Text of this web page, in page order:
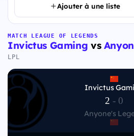
Ajouter à une liste
MATCH LEAGUE OF LEGENDS
Invictus Gaming vs
LPL
Invictus
2 - 0
Anyone's